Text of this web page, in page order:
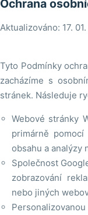
Ochrana
Aktualizováno: 17.
Tyto Podmínky
zacházíme s
stránek. Následuje
Webové stránky
primárně
obsahu a analýzy
Společnost
zobrazování
nebo jiných